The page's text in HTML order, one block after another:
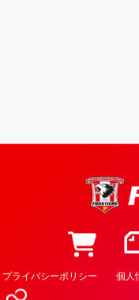
プライバシーポリシー 個人